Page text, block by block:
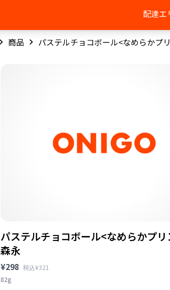
配達エ
商品 パステルチョコボール<なめらかプ
パステルチョコボール<なめらかプリ
森永
¥298 税込¥321
82g